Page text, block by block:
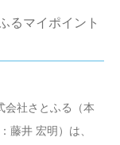
るマイポイント
会社さとふる（本
藤井 宏明）は、